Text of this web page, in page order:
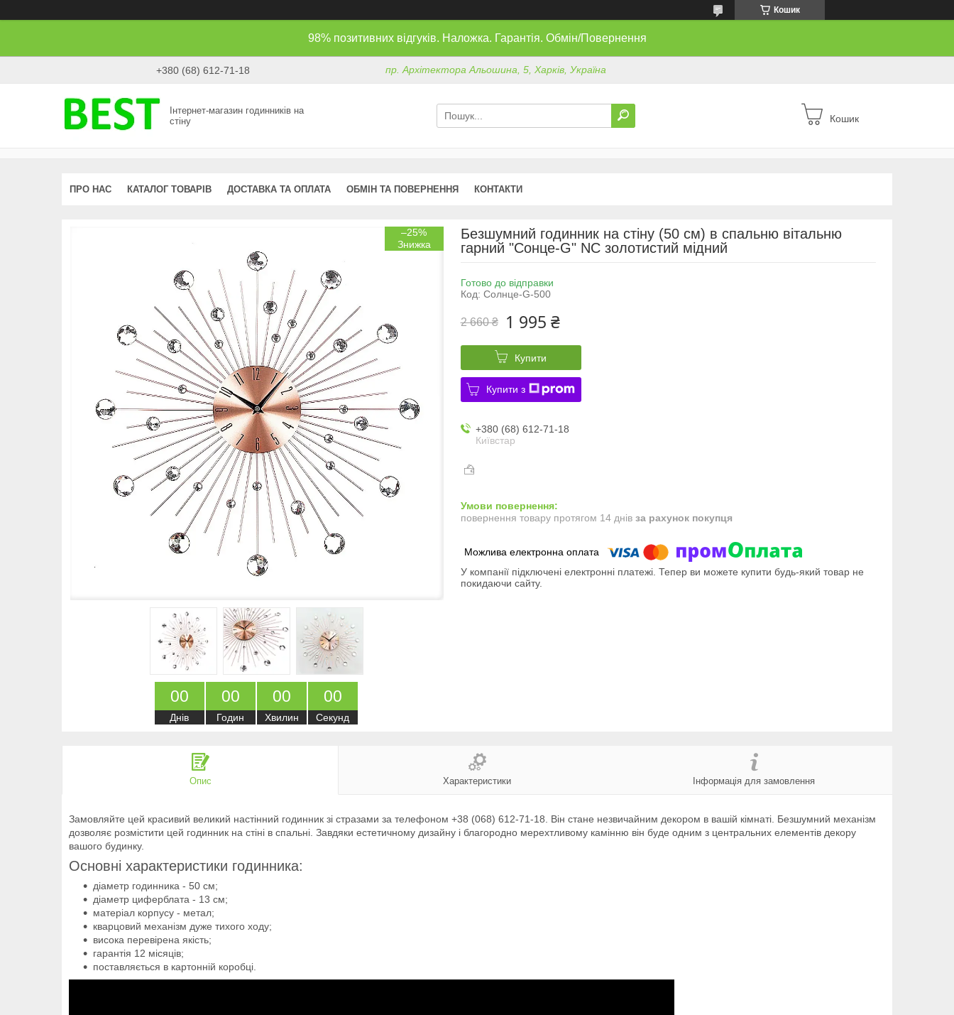
Кошик
98% позитивних відгуків. Наложка. Гарантія. Обмін/Повернення
+380 (68) 612-71-18 пр. Архітектора Альошина, 5, Харків, Україна
Інтернет-магазин годинників на
стіну
Кошик
ПРО НАС КАТАЛОГ ТОВАРІВ ДОСТАВКА ТА ОПЛАТА ОБМІН ТА ПОВЕРНЕННЯ КОНТАКТИ
–25%
00
Днів
00
Годин
00
Хвилин
00
Секунд
Безшумний годинник на стіну (50 cм) в спальню вітальню
гарний "Сонце-G" NC золотистий мідний
Готово до відправки
Код: Солнце-G-500
2 660 ₴ 1 995 ₴
Купити
Купити з
+380 (68) 612-71-18
Київстар
повернення товару протягом 14 днів за рахунок покупця
У компанії підключені електронні платежі. Тепер ви можете купити будь-який товар не
покидаючи сайту.
Опис Характеристики Інформація для замовлення
Замовляйте цей красивий великий настінний годинник зі стразами за телефоном +38 (068) 612-71-18. Він стане незвичайним декором в вашій кімнаті. Безшумний механізм
дозволяє розмістити цей годинник на стіні в спальні. Завдяки естетичному дизайну і благородно мерехтливому камінню він буде одним з центральних елементів декору
вашого будинку.
Основні характеристики годинника:
діаметр годинника - 50 см;
діаметр циферблата - 13 см;
матеріал корпусу - метал;
кварцовий механізм дуже тихого ходу;
висока перевірена якість;
гарантія 12 місяців;
поставляється в картонній коробці.